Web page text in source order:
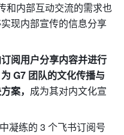
和内部互动交流的需求也
现内部宣传的信息分享
阅用户分享内容并进行
为 G7 团队的文化传播与
案， 成为其对内文化宣
凝练的 3 个飞书订阅号